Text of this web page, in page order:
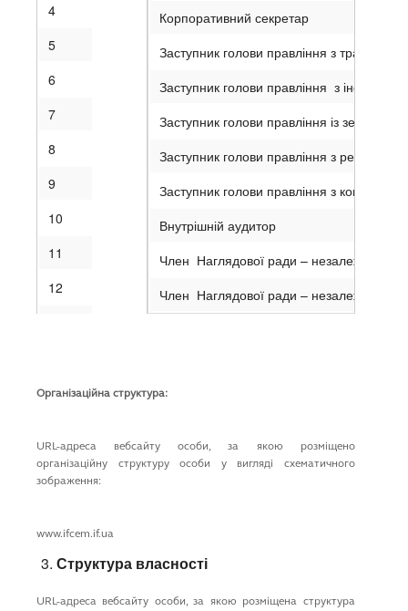
Корпоративний секретар
Заступник голови правління з транспорту
Заступник голови правління з
Заступник голови правління із
Заступник голови правління з
Заступник голови правління з
Внутрішній аудитор
Член Наглядової ради – незалежний
Член Наглядової ради – незалежний
4
5
6
7
8
9
10
11
12
15
Організаційна структура:
URL-адреса вебсайту особи, за якою розміщено
організаційну структуру особи у вигляді схематичного
зображення:
www.ifcem.if.ua
Структура власності
URL-адреса вебсайту особи, за якою розміщена структура